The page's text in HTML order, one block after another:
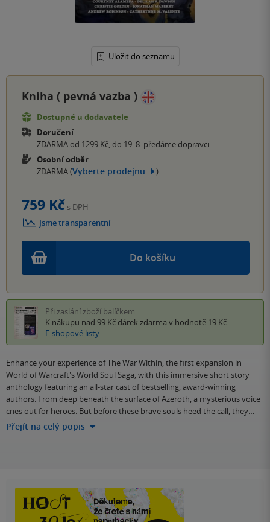
Uložit do seznamu
Kniha ( pevná vazba )
Dostupné u dodavatele
Doručení
ZDARMA od 1299 Kč, do 19. 8. předáme dopravci
Osobní odběr
ZDARMA (Vyberte prodejnu )
Do košíku
759 Kč s DPH
Jsme transparentní
Při zaslání zboží balíčkem
K nákupu nad 99 Kč dárek zdarma v hodnotě 19 Kč
E-shopové listy
Enhance your experience of The War Within, the first expansion in
World of Warcraft's World Soul Saga, with this immersive short story
anthology featuring an all-star cast of bestselling, award-winning
authors. From deep beneath the surface of Azeroth, a mysterious voice
cries out for heroes. But before these brave souls heed the call, they…
Přejít na celý popis